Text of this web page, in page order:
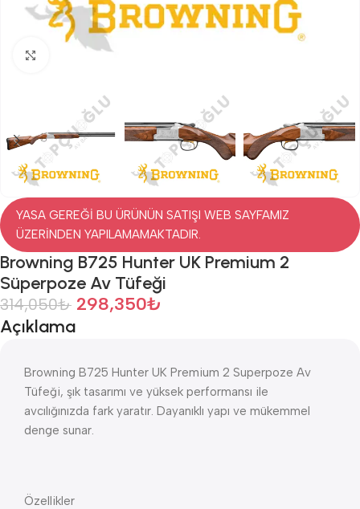
Click to enlarge
YASA GEREĞİ BU ÜRÜNÜN SATIŞI WEB SAYFAMIZ
ÜZERİNDEN YAPILAMAMAKTADIR.
Browning B725 Hunter UK Premium 2
Süperpoze Av Tüfeği
314,050₺ 298,350₺
Açıklama
Browning B725 Hunter UK Premium 2 Superpoze Av
Tüfeği, şık tasarımı ve yüksek performansı ile
avcılığınızda fark yaratır. Dayanıklı yapı ve mükemmel
denge sunar.
Özellikler